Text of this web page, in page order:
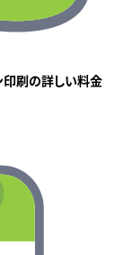
印刷の詳しい料金